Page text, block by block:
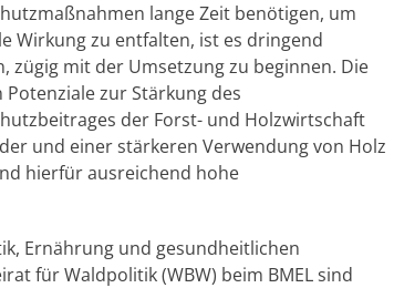
lange Zeit benötigen, um
Wirkung zu entfalten, ist es dringend
zügig mit der Umsetzung zu beginnen. Die
Potenziale zur Stärkung des
der Forst- und Holzwirtschaft
und einer stärkeren Verwendung von Holz
hierfür ausreichend hohe
Ernährung und gesundheitlichen
für Waldpolitik (WBW) beim BMEL sind